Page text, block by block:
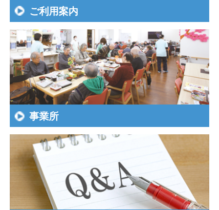
ご利用案内
事業所